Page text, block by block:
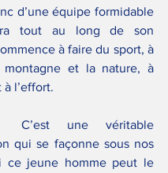
d’une équipe formidable
tout au long de son
à faire du sport, à
montagne et la nature, à
l’effort.
qui se façonne sous nos
ce jeune homme peut le